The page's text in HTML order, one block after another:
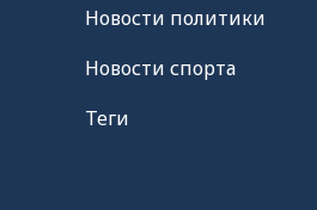
Новости политики
Новости спорта
Теги